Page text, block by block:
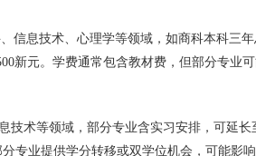
信息技术、心理学等领域，如商科本科三
新元。学费通常包含教材费，但部分专业
技术等领域，部分专业含实习安排，可延
专业提供学分转移或双学位机会，可能影